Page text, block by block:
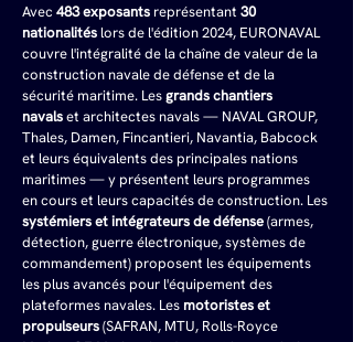
Avec 483 exposants représentant 30
nationalités lors de l'édition 2024, EURONAVAL
couvre l'intégralité de la chaîne de valeur de la
construction navale de défense et de la
sécurité maritime. Les grands chantiers
navals et architectes navals — NAVAL GROUP,
Thales, Damen, Fincantieri, Navantia, Babcock
et leurs équivalents des principales nations
maritimes — y présentent leurs programmes
en cours et leurs capacités de construction. Les
systémiers et intégrateurs de défense (armes,
détection, guerre électronique, systèmes de
commandement) proposent les équipements
les plus avancés pour l'équipement des
plateformes navales. Les motoristes et
propulseurs (SAFRAN, MTU, Rolls-Royce